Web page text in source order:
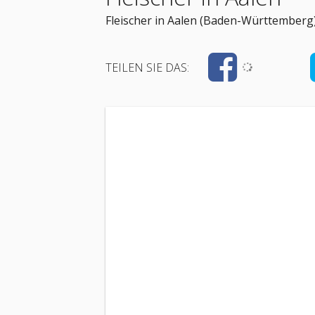
Fleischer in Aalen (Baden-
TEILEN SIE DAS: